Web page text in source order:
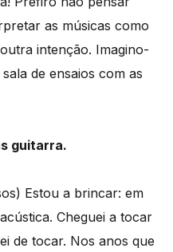
as músicas como
intenção. Imagino-
de ensaios com as
guitarra.
Estou a brincar: em
Cheguei a tocar
de tocar. Nos anos que